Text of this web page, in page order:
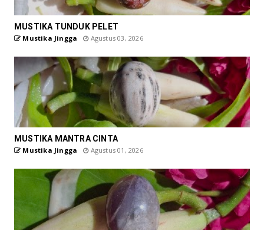
MUSTIKA TUNDUK PELET
Mustika Jingga Agustus 03, 2026
MUSTIKA MANTRA CINTA
Mustika Jingga Agustus 01, 2026